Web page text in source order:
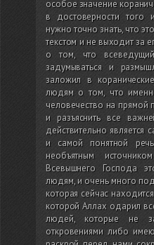
особое значение
в достоверности того
нужно точно знать, что
текстом и не выходит за
о том, что
задумываться и
заложил в
людям о том, что
человечество на прямой
и разъяснить все
действительно является
и самой понятной
необъятным
Всевышнего Господа
людям, и очень много
которая сейчас
которой Аллах одарил
людей, которые не
откровениями либо